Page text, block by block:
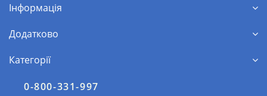
Інформація
Додатково
Категорії
0-800-331-997